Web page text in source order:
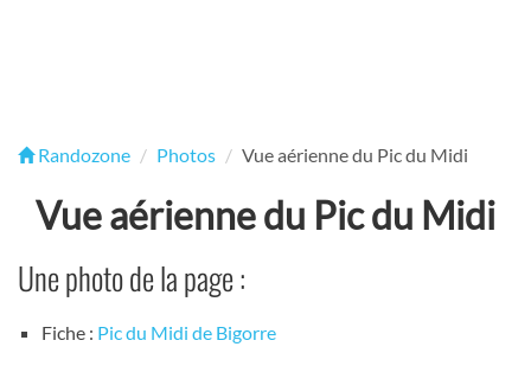
Randozone Photos Vue aérienne du Pic du Midi
Vue aérienne du Pic du Midi
Une photo de la page :
Fiche : Pic du Midi de Bigorre